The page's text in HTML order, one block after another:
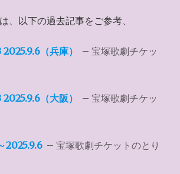
、以下の過去記事をご参考、
（兵庫）
– 宝塚歌劇チケッ
（大阪）
– 宝塚歌劇チケッ
2025.9.6 – 宝塚歌劇チケットのとり